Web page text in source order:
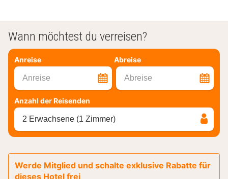
Wann möchtest du verreisen?
Anreise Abreise
Anreise Abreise
Anzahl der Reisenden
2 Erwachsene (1 Zimmer)
Werde Mitglied und schalte exklusive Rabatte für
dieses Hotel frei